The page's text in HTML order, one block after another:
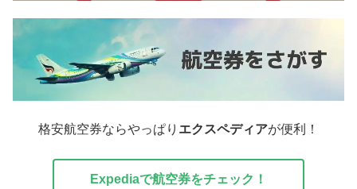
格安航空券ならやっぱり エクスペディアが便利！
Expediaで航空券をチェック！